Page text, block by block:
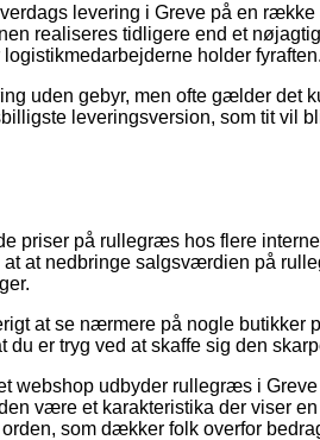
levering i Greve på en
realiseres tidligere end et
holder fyraften.
uden gebyr, men ofte gælder det
leveringsversion, som tit vil
priser på rullegræs hos flere
at nedbringe salgsværdien på
at se nærmere på nogle butikker
er tryg ved at skaffe sig den
webshop udbyder rullegræs i
være et karakteristika der viser
som dækker folk overfor